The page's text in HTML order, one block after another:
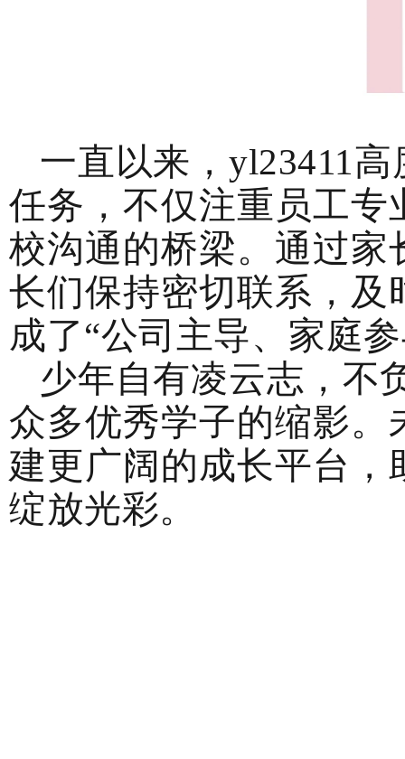
一直以来，yl23411
任务，不仅注重员工
校沟通的桥梁。通过
长们保持密切联系，
成了“公司主导、家庭
少年自有凌云志，不
众多优秀学子的缩影
建更广阔的成长平台
绽放光彩。